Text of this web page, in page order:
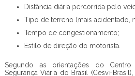
Distância diária percorrida pelo
Tipo de terreno (mais acidentado,
Tempo de congestionamento;
Estilo de direção do motorista.
Segundo as orientações do Centro
Segurança Viária do Brasil (Cesvi-